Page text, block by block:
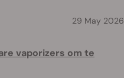
29 May 2026
vaporizers om te